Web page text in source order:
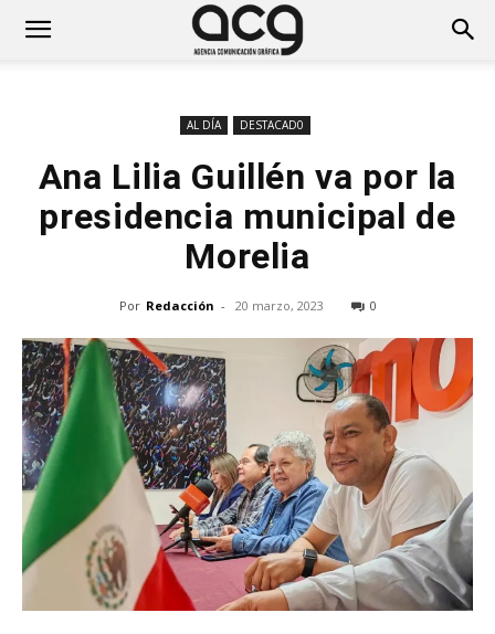
AL DÍA DESTACAD0
Ana Lilia Guillén va por la
presidencia municipal de
Morelia
Por Redacción - 20 marzo, 2023 0